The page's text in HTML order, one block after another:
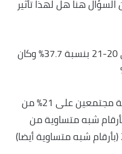
لكن السؤال هنا هل لهذا تأثير
– التصدير أتى في المركز الثاني في 20-21 بنسبة 37.7% وكان
– بينما استحوذت الثلاث مصادر التالية مجتمعين على 21% من
العملة الصعبة في 20-21 (بأرقام شبه متساوية من